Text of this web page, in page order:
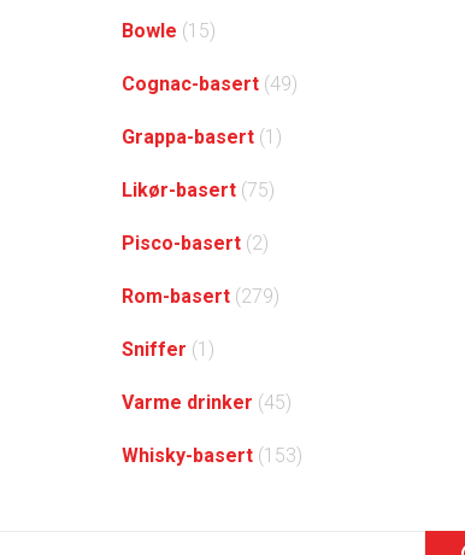
Bowle (15)
Cognac-basert (49)
Grappa-basert (1)
Likør-basert (75)
Pisco-basert (2)
Rom-basert (279)
Sniffer (1)
Varme drinker (45)
Whisky-basert (153)